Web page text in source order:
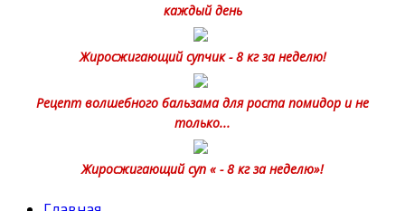
каждый день
Жиросжигающий супчик - 8 кг за неделю!
Рецепт волшебного бальзама для роста помидор и не
только...
Жиросжигающий суп « - 8 кг за неделю»!